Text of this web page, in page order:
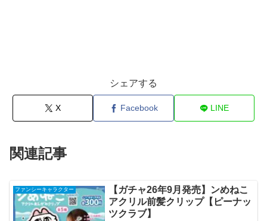
シェアする
X Facebook LINE
関連記事
ファンシーキャラクター
【ガチャ26年9月発売】ンめねこ
アクリル前髪クリップ【ピーナッ
ツクラブ】